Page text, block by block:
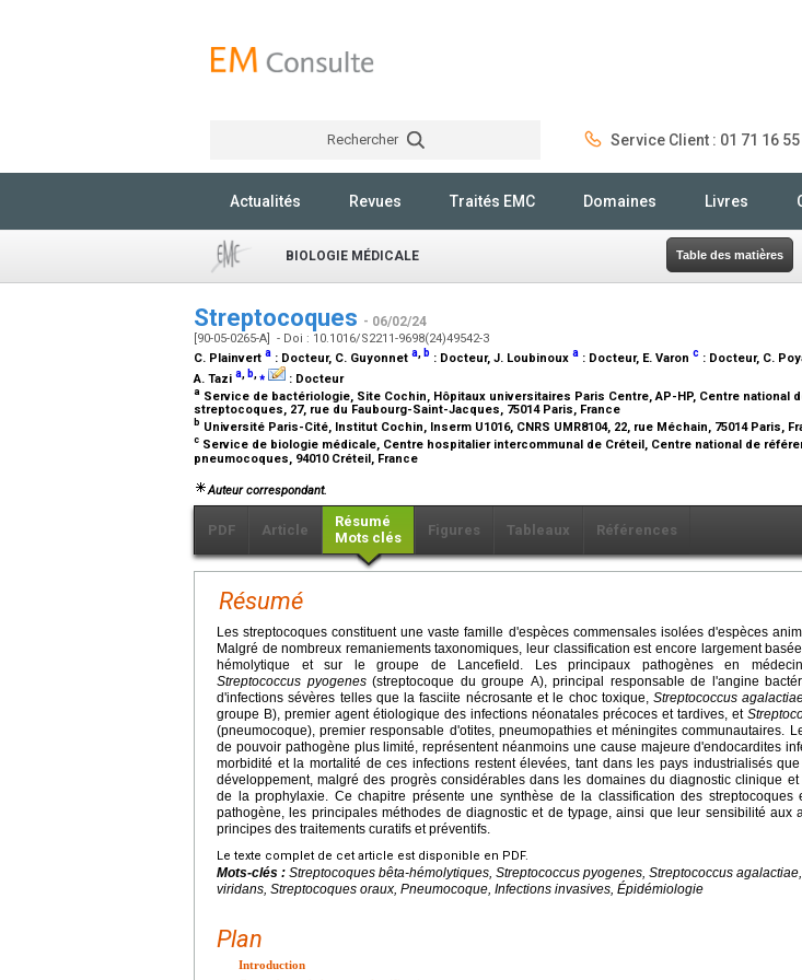
Rechercher Service Client : 01 71 16
Actualités Revues Traités EMC Domaines Livres
BIOLOGIE MÉDICALE Table des matières
Streptocoques - 06/02/24
[90-05-0265-A] - Doi : 10.1016/S2211-9698(24)49542-3
C. Plainvert a : Docteur, C. Guyonnet a b : Docteur, J. Loubinoux a : Docteur, E. Varon c : Docteur, C.
A. Tazi a b ⁎ : Docteur
a Service de bactériologie, Site Cochin, Hôpitaux universitaires Paris Centre, AP-HP, Centre national
streptocoques, 27, rue du Faubourg-Saint-Jacques, 75014 Paris, France
b Université Paris-Cité, Institut Cochin, Inserm U1016, CNRS UMR8104, 22, rue Méchain, 75014 Paris,
c Service de biologie médicale, Centre hospitalier intercommunal de Créteil, Centre national de
pneumocoques, 94010 Créteil, France
Auteur correspondant.
PDF Article
Résumé
Mots clés
Figures Tableaux Références
Résumé
Les streptocoques constituent une vaste famille d'espèces commensales isolées d'espèces
Malgré de nombreux remaniements taxonomiques, leur classification est encore largement
hémolytique et sur le groupe de Lancefield. Les principaux pathogènes en
Streptococcus pyogenes(streptocoque du groupe A), principal responsable de l'angine
d'infections sévères telles que la fasciite nécrosante et le choc toxique,Streptococcus
groupe B), premier agent étiologique des infections néonatales précoces et tardives, et
(pneumocoque), premier responsable d'otites, pneumopathies et méningites communautaires.
de pouvoir pathogène plus limité, représentent néanmoins une cause majeure d'endocardites
morbidité et la mortalité de ces infections restent élevées, tant dans les pays industrialisés
développement, malgré des progrès considérables dans les domaines du diagnostic clinique
de la prophylaxie. Ce chapitre présente une synthèse de la classification des streptocoques
pathogène, les principales méthodes de diagnostic et de typage, ainsi que leur sensibilité aux
principes des traitements curatifs et préventifs.
Le texte complet de cet article est disponible en PDF.
Mots-clés : Streptocoques bêta-hémolytiques, Streptococcus pyogenes, Streptococcus
viridans, Streptocoques oraux, Pneumocoque, Infections invasives, Épidémiologie
Plan
Introduction